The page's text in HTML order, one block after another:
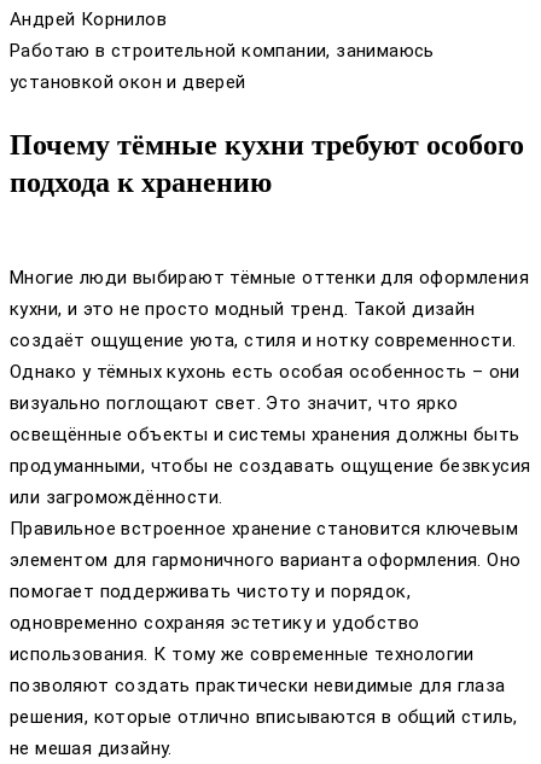
Андрей Корнилов
Работаю в строительной компании, занимаюсь
установкой окон и дверей
Почему тёмные кухни требуют особого
подхода к хранению
Многие люди выбирают тёмные оттенки для оформления
кухни, и это не просто модный тренд. Такой дизайн
создаёт ощущение уюта, стиля и нотку современности.
Однако у тёмных кухонь есть особая особенность – они
визуально поглощают свет. Это значит, что ярко
освещённые объекты и системы хранения должны быть
продуманными, чтобы не создавать ощущение безвкусия
или загромождённости.
Правильное встроенное хранение становится ключевым
элементом для гармоничного варианта оформления. Оно
помогает поддерживать чистоту и порядок,
одновременно сохраняя эстетику и удобство
использования. К тому же современные технологии
позволяют создать практически невидимые для глаза
решения, которые отлично вписываются в общий стиль,
не мешая дизайну.